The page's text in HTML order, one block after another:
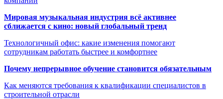
Мировая музыкальная индустрия всё активнее
сближается с кино: новый глобальный тренд
Технологичный офис: какие изменения помогают
сотрудникам работать быстрее и комфортнее
Почему непрерывное обучение становится обязательным
Как меняются требования к квалификации специалистов в
строительной отрасли